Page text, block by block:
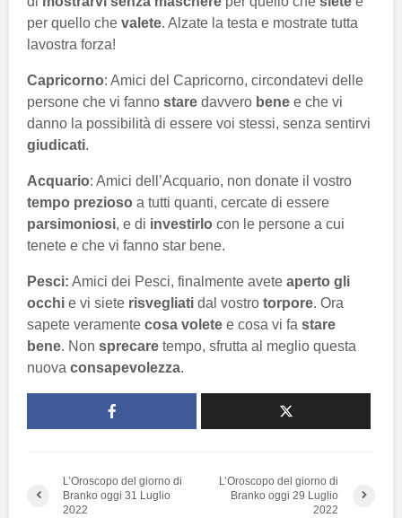
per quello che valete. Alzate la testa e mostrate tutta
lavostra forza!
Capricorno: Amici del Capricorno, circondatevi delle
persone che vi fanno stare davvero bene e che vi
danno la possibilità di essere voi stessi, senza sentirvi
giudicati.
Acquario: Amici dell’Acquario, non donate il vostro
tempo prezioso a tutti quanti, cercate di essere
parsimoniosi, e di investirlo con le persone a cui
tenete e che vi fanno star bene.
Pesci: Amici dei Pesci, finalmente avete aperto gli
occhi e vi siete risvegliati dal vostro torpore. Ora
sapete veramente cosa volete e cosa vi fa stare
bene. Non sprecare tempo, sfrutta al meglio questa
nuova consapevolezza.
L’Oroscopo del giorno di
Branko oggi 31 Luglio
2022
L’Oroscopo del giorno di
Branko oggi 29 Luglio
2022